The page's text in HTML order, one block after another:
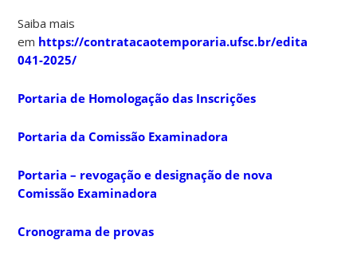
Saiba mais
em https://contratacaotemporaria.ufsc.br/edital-
041-2025/
Portaria de Homologação das Inscrições
Portaria da Comissão Examinadora
Portaria – revogação e designação de nova
Comissão Examinadora
Cronograma de provas